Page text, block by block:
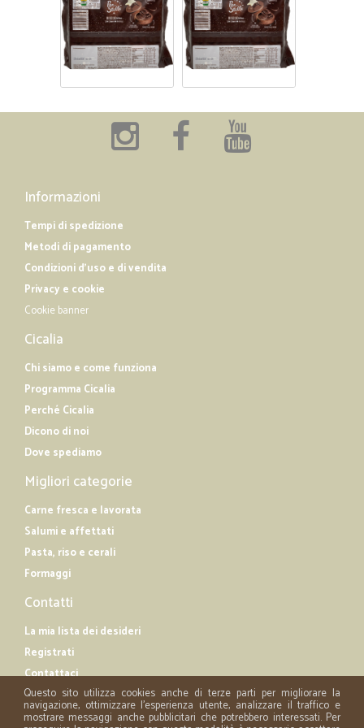
Informazioni
Tempi di spedizione
Metodi di pagamento
Condizioni d'uso e di vendita
Privacy e cookie
Cookie banner
Cicalia
Chi siamo e come funziona
Programma Cicalia
Perché Cicalia
Dicono di noi
Dove spediamo
Migliori categorie
Carne fresca e lavorata
Salumi e affettati
Pasta, riso e cerali
Formaggi
Contatti
La mia lista dei desideri
Registrati
Contattaci
Questo sito utilizza cookies anche di terze parti per migliorare la
navigazione, ottimizzare l'esperienza utente, analizzare il traffico e
mostrare messaggi anche pubblicitari che potrebbero interessati. Per